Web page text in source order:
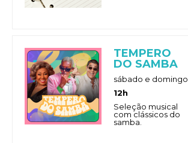
TEMPERO
DO SAMBA
sábado e domingo
12h
Seleção musical
com clássicos do
samba.